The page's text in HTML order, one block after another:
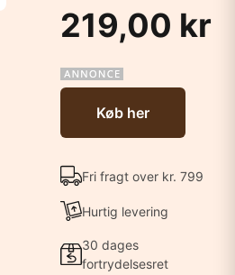
219,00 kr
Køb her
Fri fragt over kr. 799
Hurtig levering
30 dages
fortrydelsesret